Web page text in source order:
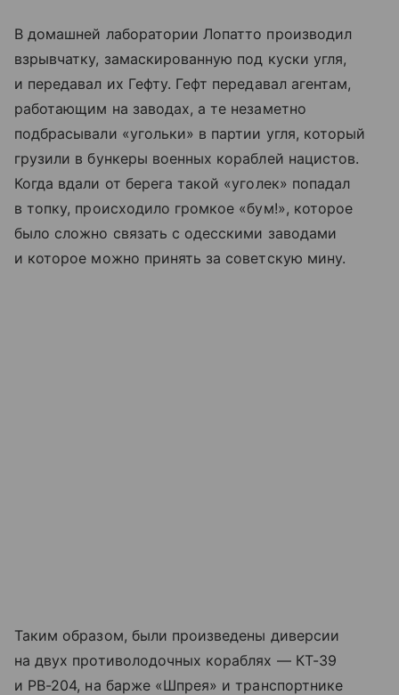
В домашней лаборатории Лопатто производил
взрывчатку, замаскированную под куски угля,
и передавал их Гефту. Гефт передавал агентам,
работающим на заводах, а те незаметно
подбрасывали «угольки» в партии угля, который
грузили в бункеры военных кораблей нацистов.
Когда вдали от берега такой «уголек» попадал
в топку, происходило громкое «бум!», которое
было сложно связать с одесскими заводами
и которое можно принять за советскую мину.
Таким образом, были произведены диверсии
на двух противолодочных кораблях — КТ-39
и РВ-204, на барже «Шпрея» и транспортнике